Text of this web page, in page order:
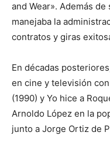
and Wear». Además
manejaba la
contratos y giras
En décadas
en cine y televisión
(1990) y Yo hice a
Arnoldo López en la
junto a Jorge Ortiz de